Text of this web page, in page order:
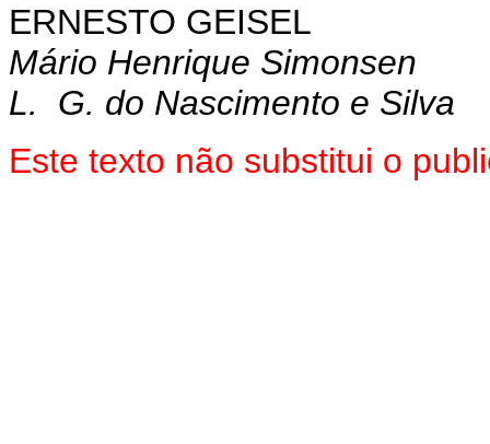
ERNESTO GEISEL
Mário Henrique Simonsen
L. G. do Nascimento e Silva
Este texto não substitui o